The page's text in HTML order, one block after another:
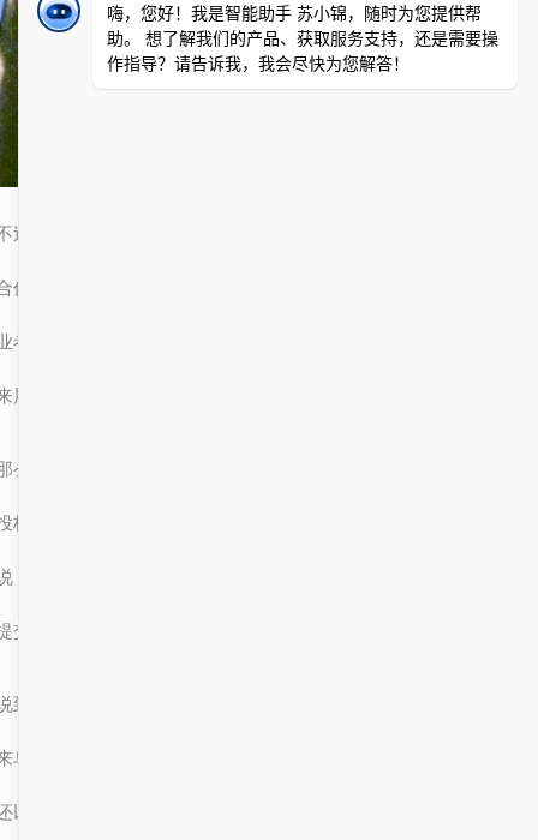
过，别以为投标书只有企业才需要写，其实在一些大型活动、项目
作中，个人或团队也可能需要用到它。比如，如果你是一个自由职
者，想要承接某个项目的策划工作，那就可能需要准备一份投标书
展示你的能力和想法。
么，为什么说“投标书”和“服务大厅门户”有关联呢？因为很多时候
标书的撰写和提交，其实是通过“服务大厅门户”来完成的。也就是
，你可以在服务大厅门户里找到相关的模板、指南，甚至还能在线
交你的投标书。这样一来，既省时又省力，还特别高效。
到这里，我想起了一个真实的故事。有一次，一位来自内地的朋友
乌鲁木齐做生意，他第一次听说“服务大厅门户”这个概念，一开始
以为是个什么高科技产品。后来，他在朋友的推荐下尝试了一下，